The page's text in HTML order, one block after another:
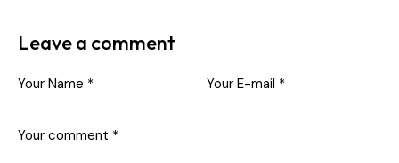
Leave a comment